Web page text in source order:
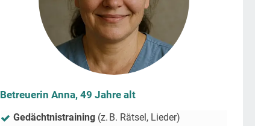
Betreuerin Anna, 49 Jahre alt
Gedächtnistraining (z. B. Rätsel, Lieder)